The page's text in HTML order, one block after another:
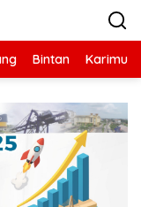
Bintan Karimun